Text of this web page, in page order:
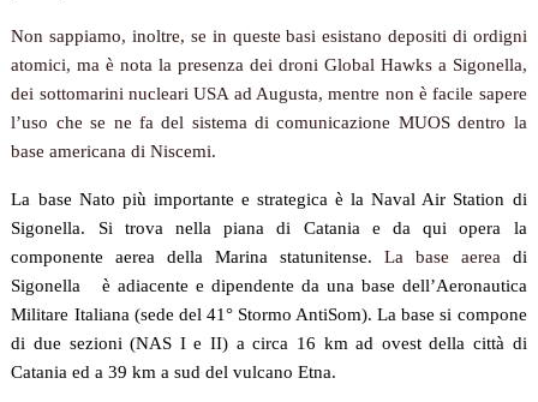
Non sappiamo, inoltre, se in queste basi esistano depositi di ordigni
atomici, ma è nota la presenza dei droni Global Hawks a Sigonella,
dei sottomarini nucleari USA ad Augusta, mentre non è facile sapere
l’uso che se ne fa del sistema di comunicazione MUOS dentro la
base americana di Niscemi.
La base Nato più importante e strategica è la Naval Air Station di
Sigonella. Si trova nella piana di Catania e da qui opera la
componente aerea della Marina statunitense. La base aereadi
Sigonella è adiacente e dipendente da una base dell’Aeronautica
Militare Italiana (sede del 41° Stormo AntiSom). La base si compone
di due sezioni (NAS I e II) a circa 16 km ad ovest della città di
Catania ed a 39 km a sud del vulcano Etna.